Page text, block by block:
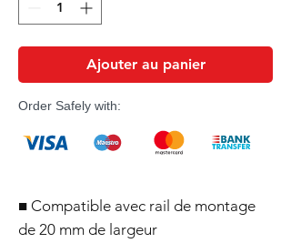
Ajouter au panier
Order Safely with:
■ Compatible avec rail de montage
de 20 mm de largeur